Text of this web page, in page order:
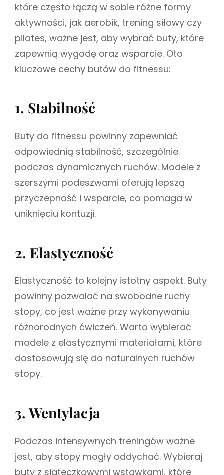
które często łączą w sobie różne formy
aktywności, jak aerobik, trening siłowy czy
pilates, ważne jest, aby wybrać buty, które
zapewnią wygodę oraz wsparcie. Oto
kluczowe cechy butów do fitnessu:
1. Stabilność
Buty do fitnessu powinny zapewniać
odpowiednią stabilność, szczególnie
podczas dynamicznych ruchów. Modele z
szerszymi podeszwami oferują lepszą
przyczepność i wsparcie, co pomaga w
uniknięciu kontuzji.
2. Elastyczność
Elastyczność to kolejny istotny aspekt. Buty
powinny pozwalać na swobodne ruchy
stopy, co jest ważne przy wykonywaniu
różnorodnych ćwiczeń. Warto wybierać
modele z elastycznymi materiałami, które
dostosowują się do naturalnych ruchów
stopy.
3. Wentylacja
Podczas intensywnych treningów ważne
jest, aby stopy mogły oddychać. Wybieraj
buty z siateczkowymi wstawkami, które